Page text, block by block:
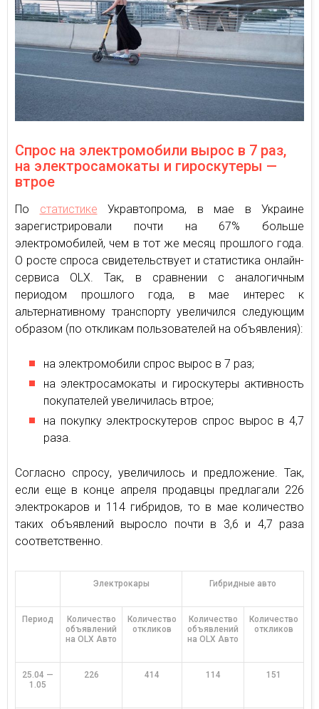
Спрос на электромобили вырос в 7 раз,
на электросамокаты и гироскутеры —
втрое
По статистике Укравтопрома, в мае в Украине
зарегистрировали почти на 67% больше
электромобилей, чем в тот же месяц прошлого года.
О росте спроса свидетельствует и статистика онлайн-
сервиса OLX. Так, в сравнении с аналогичным
периодом прошлого года, в мае интерес к
альтернативному транспорту увеличился следующим
образом (по откликам пользователей на объявления):
на электромобили спрос вырос в 7 раз;
на электросамокаты и гироскутеры активность
покупателей увеличилась втрое;
на покупку электроскутеров спрос вырос в 4,7
раза.
Согласно спросу, увеличилось и предложение. Так,
если еще в конце апреля продавцы предлагали 226
электрокаров и 114 гибридов, то в мае количество
таких объявлений выросло почти в 3,6 и 4,7 раза
соответственно.
Электрокары Гибридные авто
Период
Количество
объявлений
на OLX Авто
Количество
откликов
Количество
объявлений
на OLX Авто
Количество
откликов
25.04 —
1.05
226 414 114 151